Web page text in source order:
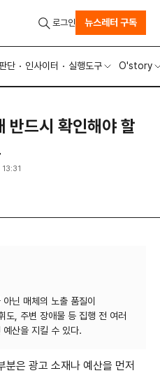
단 인사이터 실행도구 O'story
로그인 뉴스레터 구독
반드시 확인해야 할
닌 매체의 노출 품질이
도, 주변 장애물 등 집행 전 여러
분은 광고 소재나 예산을 먼저